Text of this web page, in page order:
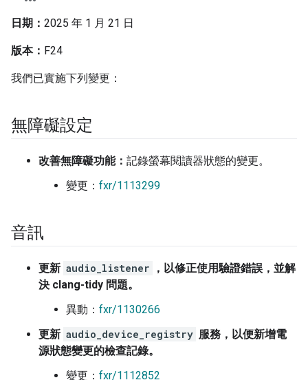
日期： 2025 年 1 月 21 日
版本： F24
我們已實施下列變更：
無障礙設定
改善無障礙功能： 記錄螢幕閱讀器狀態的變更。
變更： fxr/1113299
音訊
更新 audio_listener
，以修正使用驗證錯誤，並解
決 clang-tidy 問題。
異動： fxr/1130266
更新 audio_device_registry 服務，以便新增電
源狀態變更的檢查記錄。
變更： fxr/1112852